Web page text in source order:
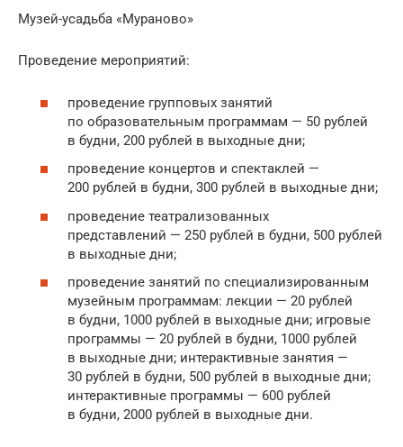
Музей-усадьба «Мураново»
Проведение мероприятий:
проведение групповых занятий
по образовательным программам — 50 рублей
в будни, 200 рублей в выходные дни;
проведение концертов и спектаклей —
200 рублей в будни, 300 рублей в выходные дни;
проведение театрализованных
представлений — 250 рублей в будни, 500 рублей
в выходные дни;
проведение занятий по специализированным
музейным программам: лекции — 20 рублей
в будни, 1000 рублей в выходные дни; игровые
программы — 20 рублей в будни, 1000 рублей
в выходные дни; интерактивные занятия —
30 рублей в будни, 500 рублей в выходные дни;
интерактивные программы — 600 рублей
в будни, 2000 рублей в выходные дни.